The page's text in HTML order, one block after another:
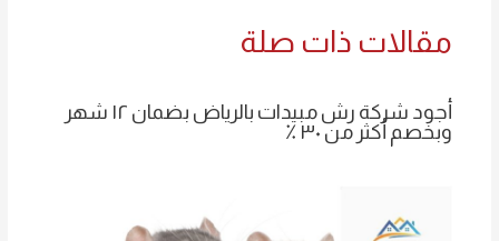
مقالات ذات صلة
أجود شركة رش مبيدات بالرياض بضمان ١٢ شهر
وبخصم أكثر من ٣٠ ٪